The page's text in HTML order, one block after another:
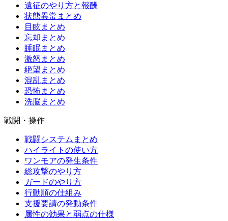
遠征のやり方と報酬
状態異常まとめ
目眩まとめ
忘却まとめ
睡眠まとめ
激怒まとめ
絶望まとめ
混乱まとめ
恐怖まとめ
洗脳まとめ
戦闘・操作
戦闘システムまとめ
ハイライトの使い方
ワンモアの発生条件
総攻撃のやり方
ガードのやり方
行動順の仕組み
支援要請の発動条件
属性の効果と弱点の仕様